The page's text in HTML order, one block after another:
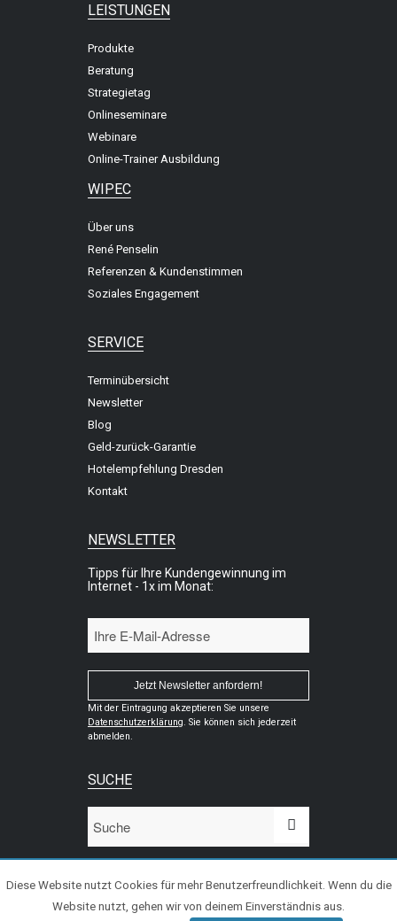
LEISTUNGEN
Produkte
Beratung
Strategietag
Onlineseminare
Webinare
Online-Trainer Ausbildung
WIPEC
Über uns
René Penselin
Referenzen & Kundenstimmen
Soziales Engagement
SERVICE
Terminübersicht
Newsletter
Blog
Geld-zurück-Garantie
Hotelempfehlung Dresden
Kontakt
NEWSLETTER
Tipps für Ihre Kundengewinnung im
Internet - 1x im Monat:
Mit der Eintragung akzeptieren Sie unsere
Datenschutzerklärung . Sie können sich jederzeit
abmelden.
SUCHE
© 2020 WiPeC - Kundengewinnung im Internet
Diese Website nutzt Cookies für mehr Benutzerfreundlichkeit. Wenn du die
Website nutzt, gehen wir von deinem Einverständnis aus.